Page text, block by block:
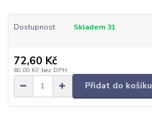
Dostupnost Skladem 31
72,60 Kč
60,00 Kč bez DPH
Přidat do košíku